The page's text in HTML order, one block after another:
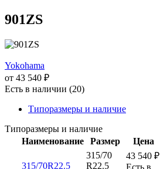
901ZS
Yokohama
от 43 540 ₽
Есть в наличии (20)
Типоразмеры и наличие
Типоразмеры и наличие
Наименование
Размер Цена
315/70R22.5
315/70
R22.5
43 540 ₽
Есть в